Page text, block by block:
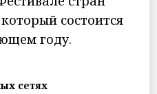
состоится
году.
сетях